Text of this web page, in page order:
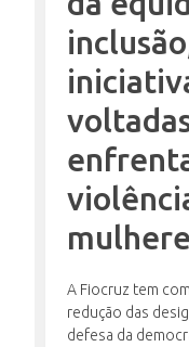
DOCUMENTOS
ALUNOS
DOCENTES
A Fiocruz tem
redução das
defesa da